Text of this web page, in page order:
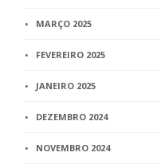
MARÇO 2025
FEVEREIRO 2025
JANEIRO 2025
DEZEMBRO 2024
NOVEMBRO 2024